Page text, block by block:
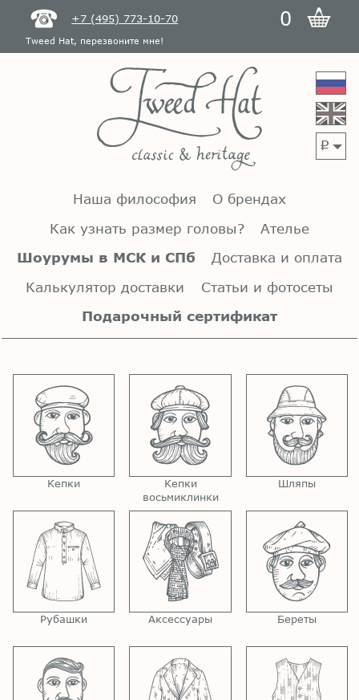
+7 (495) 773-10-70 0
Tweed Hat, перезвоните мне!
p
Наша философия
О брендах
Как узнать размер головы?
Ателье
Шоурумы в МСК и СПб
Доставка и оплата
Калькулятор доставки
Статьи и фотосеты
Подарочный сертификат
Кепки
Кепки
восьмиклинки
Шляпы
Рубашки Аксессуары Береты